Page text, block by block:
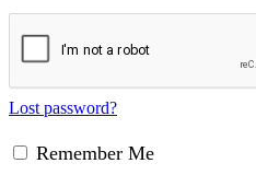
Lost password?
Remember Me